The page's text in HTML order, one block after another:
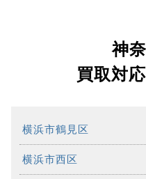
神
買取対
横浜市鶴見区
横浜市西区